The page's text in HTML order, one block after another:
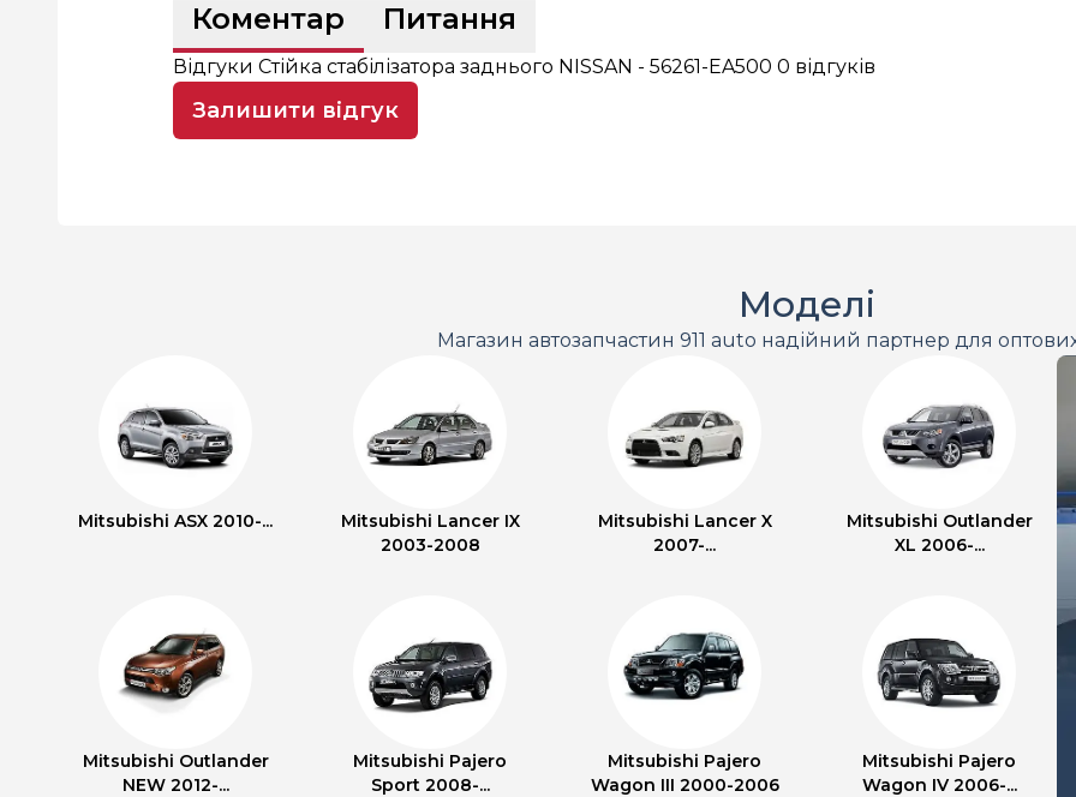
Коментар Питання
Відгуки Стійка стабілізатора заднього NISSAN - 56261-EA500 0 відгуків
Залишити відгук
Моделі
Магазин автозапчастин 911 auto надійний партнер для
Mitsubishi ASX 2010-...
Mitsubishi Lancer IX
2003-2008
Mitsubishi Lancer X
2007-...
Mitsubishi Outlander
XL 2006-...
Mitsubishi Outlander
NEW 2012-...
Mitsubishi Pajero
Sport 2008-...
Mitsubishi Pajero
Wagon III 2000-2006
Mitsubishi Pajero
Wagon IV 2006-...